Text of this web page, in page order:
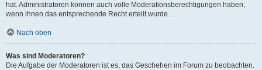
hat. Administratoren können auch volle Moderationsberechtigungen haben,
wenn ihnen das entsprechende Recht erteilt wurde.
Nach oben
Was sind Moderatoren?
Die Aufgabe der Moderatoren ist es, das Geschehen im Forum zu beobachten.